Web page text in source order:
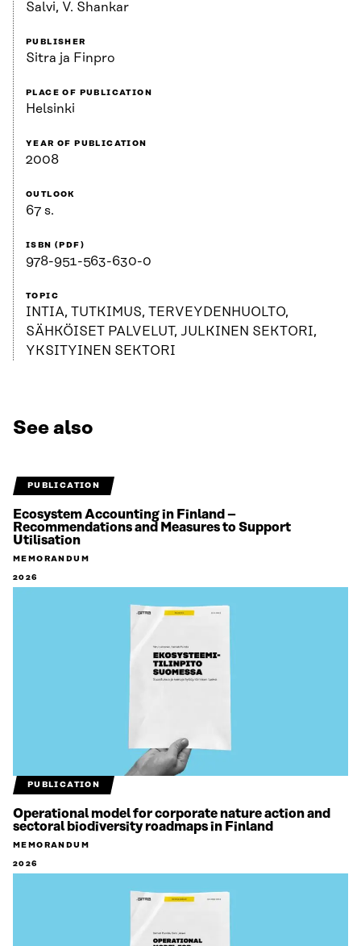
Salvi, V. Shankar
PUBLISHER
Sitra ja Finpro
PLACE OF PUBLICATION
Helsinki
YEAR OF PUBLICATION
2008
OUTLOOK
67 s.
ISBN (PDF)
978-951-563-630-0
TOPIC
INTIA, TUTKIMUS, TERVEYDENHUOLTO,
SÄHKÖISET PALVELUT, JULKINEN SEKTORI,
YKSITYINEN SEKTORI
See also
PUBLICATION
Ecosystem Accounting in Finland –
Recommendations and Measures to Support
Utilisation
MEMORANDUM
2026
PUBLICATION
Operational model for corporate nature action and
sectoral biodiversity roadmaps in Finland
MEMORANDUM
2026